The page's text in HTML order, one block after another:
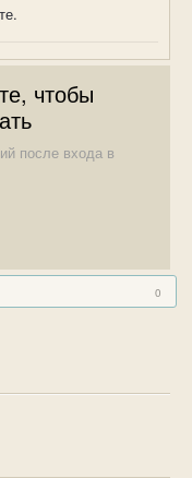
чтобы
после входа в
0